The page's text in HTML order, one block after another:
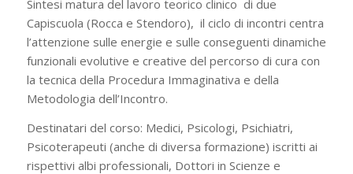
Sintesi matura del lavoro teorico clinico di due
Capiscuola (Rocca e Stendoro), il ciclo di incontri centra
l’attenzione sulle energie e sulle conseguenti dinamiche
funzionali evolutive e creative del percorso di cura con
la tecnica della Procedura Immaginativa e della
Metodologia dell’Incontro.
Destinatari del corso: Medici, Psicologi, Psichiatri,
Psicoterapeuti (anche di diversa formazione) iscritti ai
rispettivi albi professionali, Dottori in Scienze e